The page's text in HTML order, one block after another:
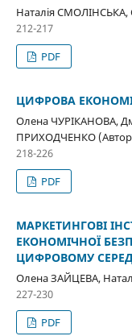
Наталія СМОЛІНСЬКА,
212-217
PDF
ЦИФРОВА
Олена ЧУРІКАНОВА,
ПРИХОДЧЕНКО
218-226
PDF
МАРКЕТИНГОВІ
ЕКОНОМІЧНОЇ
ЦИФРОВОМУ
Олена ЗАЙЦЕВА,
227-230
PDF